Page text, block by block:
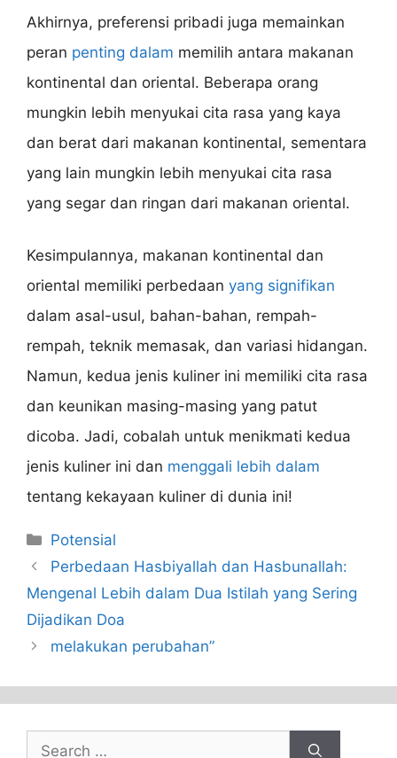
Akhirnya, preferensi pribadi juga memainkan
peran penting dalam memilih antara makanan
kontinental dan oriental. Beberapa orang
mungkin lebih menyukai cita rasa yang kaya
dan berat dari makanan kontinental, sementara
yang lain mungkin lebih menyukai cita rasa
yang segar dan ringan dari makanan oriental.
Kesimpulannya, makanan kontinental dan
oriental memiliki perbedaan yang signifikan
dalam asal-usul, bahan-bahan, rempah-
rempah, teknik memasak, dan variasi hidangan.
Namun, kedua jenis kuliner ini memiliki cita rasa
dan keunikan masing-masing yang patut
dicoba. Jadi, cobalah untuk menikmati kedua
jenis kuliner ini dan menggali lebih dalam
tentang kekayaan kuliner di dunia ini!
Categories
Potensial
Perbedaan Hasbiyallah dan Hasbunallah:
Mengenal Lebih dalam Dua Istilah yang Sering
Dijadikan Doa
melakukan perubahan”
Search